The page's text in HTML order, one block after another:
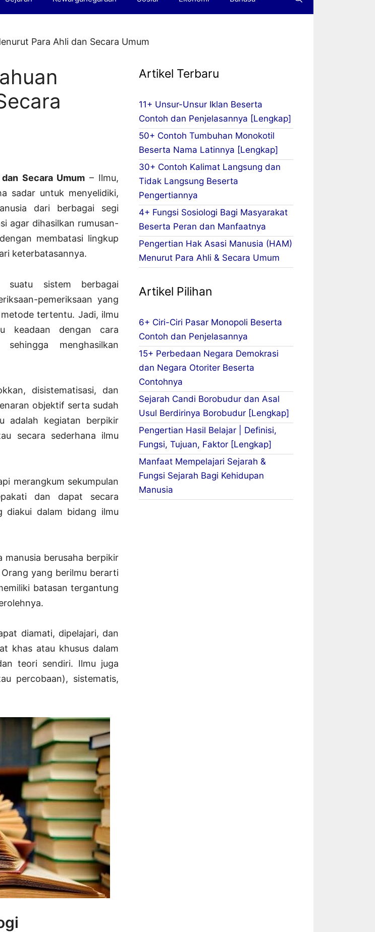
Para Ahli dan Secara Umum
Secara Umum – Ilmu,
sadar untuk menyelidiki,
dari berbagai segi
agar dihasilkan rumusan-
membatasi lingkup
keterbatasannya.
suatu sistem berbagai
pemeriksaan yang
tertentu. Jadi, ilmu
keadaan dengan cara
menghasilkan
disistematisasi, dan
objektif serta sudah
adalah kegiatan berpikir
secara sederhana ilmu
merangkum sekumpulan
dan dapat secara
diakui dalam bidang ilmu
berusaha berpikir
yang berilmu berarti
batasan tergantung
diamati, dipelajari, dan
khas atau khusus dalam
teori sendiri. Ilmu juga
percobaan), sistematis,
Artikel Terbaru
11+ Unsur-Unsur Iklan Beserta
Contoh dan Penjelasannya [Lengkap]
50+ Contoh Tumbuhan Monokotil
Beserta Nama Latinnya [Lengkap]
30+ Contoh Kalimat Langsung dan
Tidak Langsung Beserta
Pengertiannya
4+ Fungsi Sosiologi Bagi Masyarakat
Beserta Peran dan Manfaatnya
Pengertian Hak Asasi Manusia (HAM)
Menurut Para Ahli & Secara Umum
Artikel Pilihan
6+ Ciri-Ciri Pasar Monopoli Beserta
Contoh dan Penjelasannya
15+ Perbedaan Negara Demokrasi
dan Negara Otoriter Beserta
Contohnya
Sejarah Candi Borobudur dan Asal
Usul Berdirinya Borobudur [Lengkap]
Pengertian Hasil Belajar | Definisi,
Fungsi, Tujuan, Faktor [Lengkap]
Manfaat Mempelajari Sejarah &
Fungsi Sejarah Bagi Kehidupan
Manusia